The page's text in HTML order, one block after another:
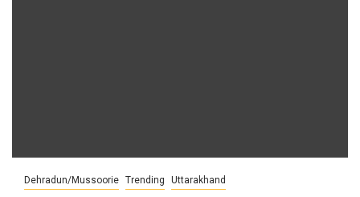
Dehradun/Mussoorie Trending Uttarakhand